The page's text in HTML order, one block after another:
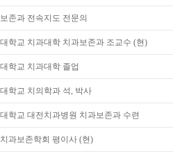
존과 전속지도 전문의
학교 치과대학 치과보존과 조교수 (현)
학교 치과대학 졸업
학교 치의학과 석, 박사
학교 대전치과병원 치과보존과 수련
과보존학회 평이사 (현)